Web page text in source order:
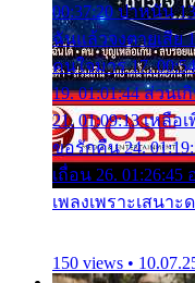
00:37:20 ปาหนัน
ฉันแล้วจงตายเสีย
คนใจมาร 17.
19. 01:01:44 ส่วน
21. 01:09:13 เหลือ
ขอรักคืน 24.
เถื่อน 26. 01:26:45
เพลงเพราะเสนาะ
150 views •